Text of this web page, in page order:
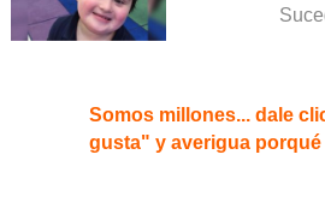
Somos millones... dale
gusta" y averigua porqué